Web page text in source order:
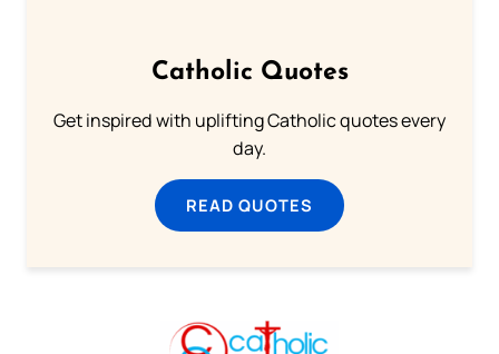
Catholic Quotes
Get inspired with uplifting Catholic quotes every
day.
READ QUOTES